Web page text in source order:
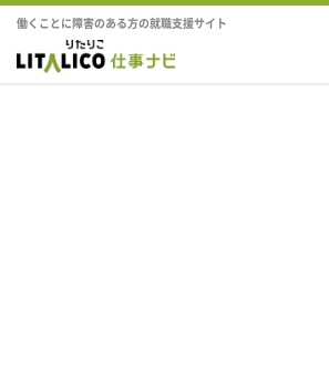
働くことに障害のある方の就職支援サイト